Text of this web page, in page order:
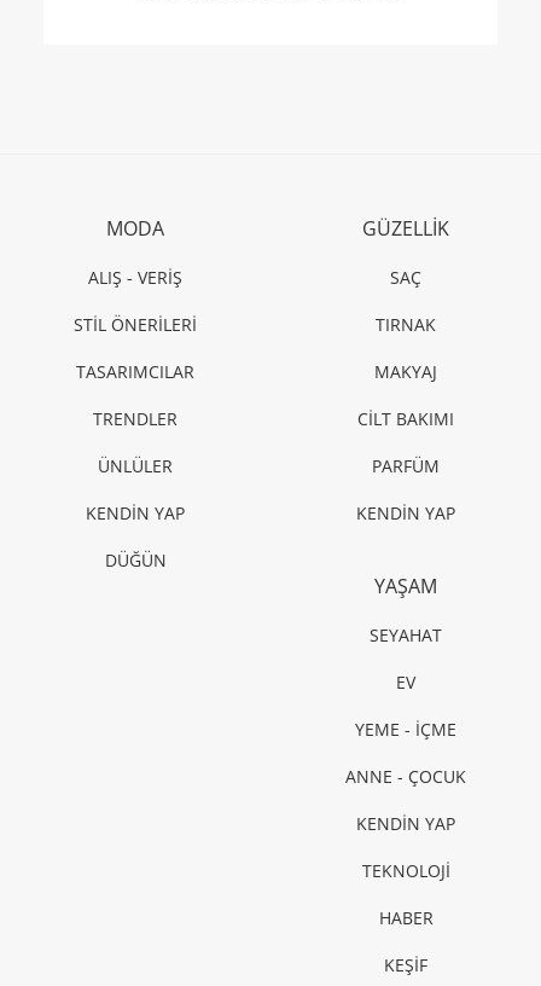
MODA
ALIŞ - VERİŞ
STİL ÖNERİLERİ
TASARIMCILAR
TRENDLER
ÜNLÜLER
KENDİN YAP
DÜĞÜN
GÜZELLİK
SAÇ
TIRNAK
MAKYAJ
CİLT BAKIMI
PARFÜM
KENDİN YAP
YAŞAM
SEYAHAT
EV
YEME - İÇME
ANNE - ÇOCUK
KENDİN YAP
TEKNOLOJİ
HABER
KEŞİF